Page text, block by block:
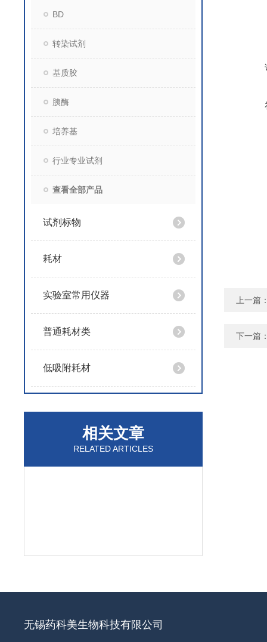
BD
转染试剂
基质胶
胰酶
培养基
行业专业试剂
查看全部产品
试剂标物
耗材
实验室常用仪器
普通耗材类
低吸附耗材
相关文章
RELATED ARTICLES
上一篇
下一篇
无锡药科美生物科技有限公司